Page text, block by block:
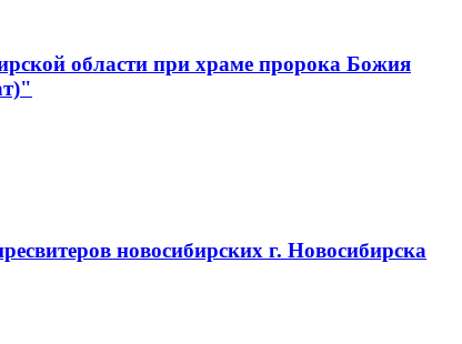
области при храме пророка Божия
новосибирских г. Новосибирска